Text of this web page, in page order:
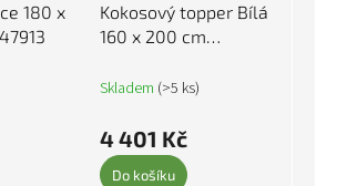
180 x
Kokosový topper Bílá
160 x 200 cm
4106398
Skladem (>5 ks)
4 401 Kč
Do košíku